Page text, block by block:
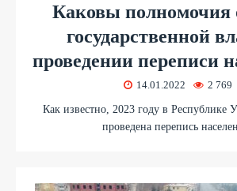
Каковы полномочия
государственной
проведении переписи
14.01.2022 2 769
Как известно, 2023 году в Республике
проведена перепись